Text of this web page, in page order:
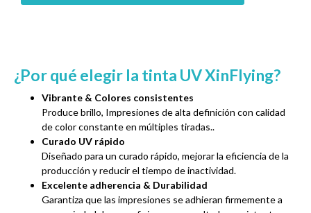
¿Por qué elegir la tinta UV XinFlying?
Vibrante & Colores consistentes
Produce brillo, Impresiones de alta definición con calidad
de color constante en múltiples tiradas..
Curado UV rápido
Diseñado para un curado rápido, mejorar la eficiencia de la
producción y reducir el tiempo de inactividad.
Excelente adherencia & Durabilidad
Garantiza que las impresiones se adhieran firmemente a